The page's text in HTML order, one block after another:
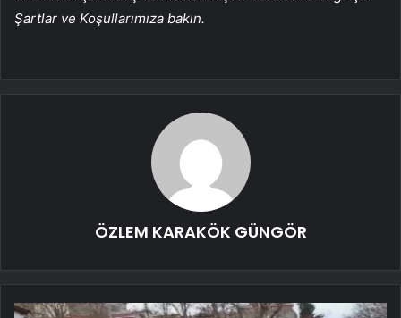
Şartlar ve Koşullarımıza bakın.
ÖZLEM KARAKÖK GÜNGÖR